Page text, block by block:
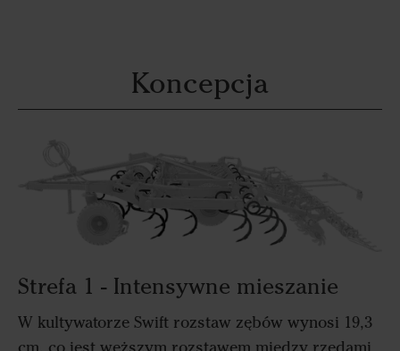
Koncepcja
Strefa 1 - Intensywne mieszanie
W kultywatorze Swift rozstaw zębów wynosi 19,3